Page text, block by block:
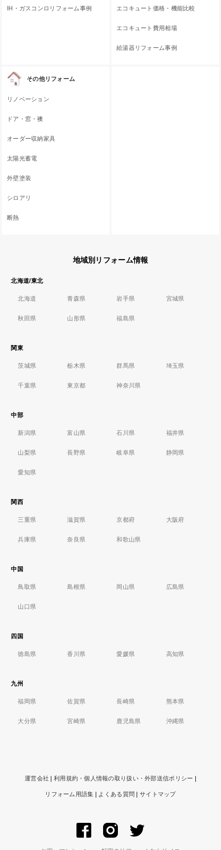
IH・ガスコンロリフォーム事例 エコキュート価格・機能比較
エコキュート費用相場
給湯器リフォーム事例
その他リフォーム
リノベーション
ドア・窓・襖
オーダー収納家具
太陽光蓄電
外壁塗装
シロアリ
断熱
地域別リフォーム情報
北海道/東北
北海道 青森県 岩手県 宮城県
秋田県 山形県 福島県
関東
茨城県 栃木県 群馬県 埼玉県
千葉県 東京都 神奈川県
中部
新潟県 富山県 石川県 福井県
山梨県 長野県 岐阜県 静岡県
愛知県
関西
三重県 滋賀県 京都府 大阪府
兵庫県 奈良県 和歌山県
中国
鳥取県 島根県 岡山県 広島県
山口県
四国
徳島県 香川県 愛媛県 高知県
九州
福岡県 佐賀県 長崎県 熊本県
大分県 宮崎県 鹿児島県 沖縄県
運営会社 利用規約・個人情報の取り扱い・外部送信ポリシー
リフォーム用語集 よくある質問 サイトマップ